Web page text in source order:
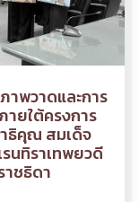
าพวาดและการ
ยใต้ครงการ
ธิคุณ สมเด็จ
นทิราเทพยวดี
ชธิดา